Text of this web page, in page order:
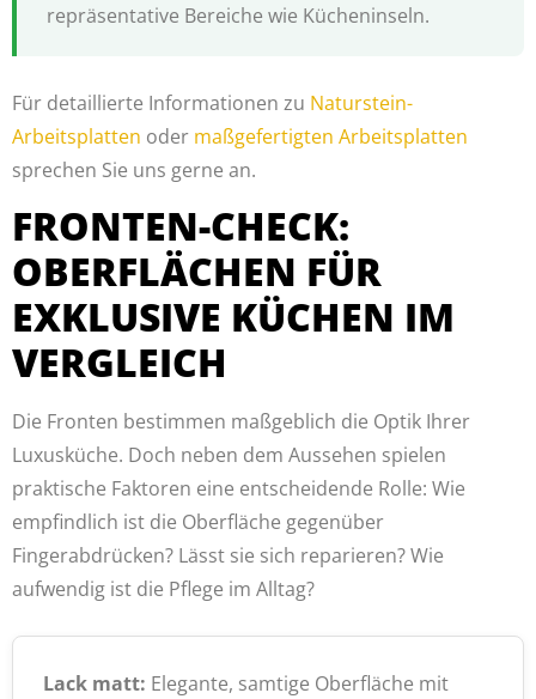
repräsentative Bereiche wie Kücheninseln.
Für detaillierte Informationen zu Naturstein-
Arbeitsplatten oder maßgefertigten Arbeitsplatten
sprechen Sie uns gerne an.
FRONTEN-CHECK:
OBERFLÄCHEN FÜR
EXKLUSIVE KÜCHEN IM
VERGLEICH
Die Fronten bestimmen maßgeblich die Optik Ihrer
Luxusküche. Doch neben dem Aussehen spielen
praktische Faktoren eine entscheidende Rolle: Wie
empfindlich ist die Oberfläche gegenüber
Fingerabdrücken? Lässt sie sich reparieren? Wie
aufwendig ist die Pflege im Alltag?
Lack matt: Elegante, samtige Oberfläche mit